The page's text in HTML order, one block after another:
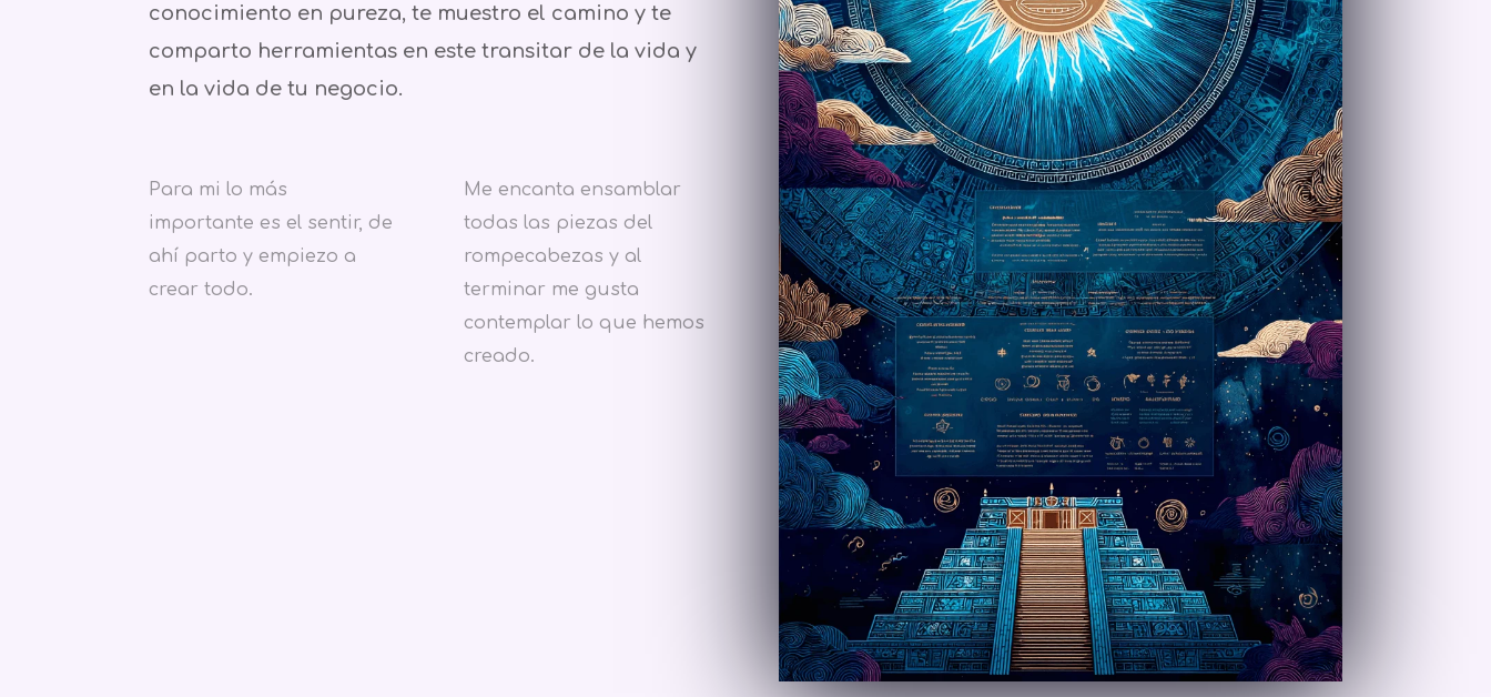
conocimiento en pureza, te muestro el camino y te
comparto herramientas en este transitar de la vida y
en la vida de tu negocio.
Para mi lo más
importante es el sentir, de
ahí parto y empiezo a
crear todo.
Me encanta ensamblar
todas las piezas del
rompecabezas y al
terminar me gusta
contemplar lo que hemos
creado.